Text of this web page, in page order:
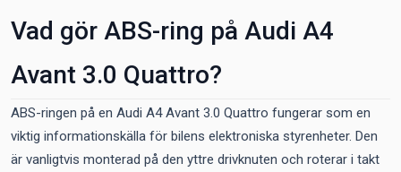
Vad gör ABS-ring på Audi A4
Avant 3.0 Quattro?
ABS-ringen på en Audi A4 Avant 3.0 Quattro fungerar som en
viktig informationskälla för bilens elektroniska styrenheter. Den
är vanligtvis monterad på den yttre drivknuten och roterar i takt